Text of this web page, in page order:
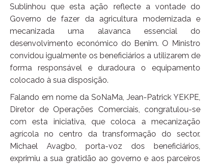
Sublinhou que esta ação reflecte a vontade do
Governo de fazer da agricultura modernizada e
mecanizada uma alavanca essencial do
desenvolvimento económico do Benim. O Ministro
convidou igualmente os beneficiários a utilizarem de
forma responsável e duradoura o equipamento
colocado à sua disposição.
Falando em nome da SoNaMa, Jean-Patrick YEKPE,
Diretor de Operações Comerciais, congratulou-se
com esta iniciativa, que coloca a mecanização
agrícola no centro da transformação do sector.
Michael Avagbo, porta-voz dos beneficiários,
exprimiu a sua gratidão ao governo e aos parceiros